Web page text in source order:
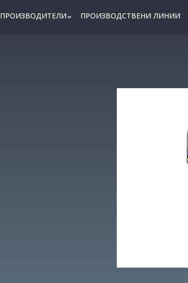
ПРОИЗВОДИТЕЛИ ПРОИЗВОДСТВЕНИ ЛИНИИ